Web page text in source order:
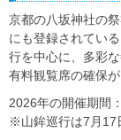
京都の八坂神社の
にも登録されてい
行を中心に、多彩
有料観覧席の確保が
2026年の開催期間
※山鉾巡行は7月17